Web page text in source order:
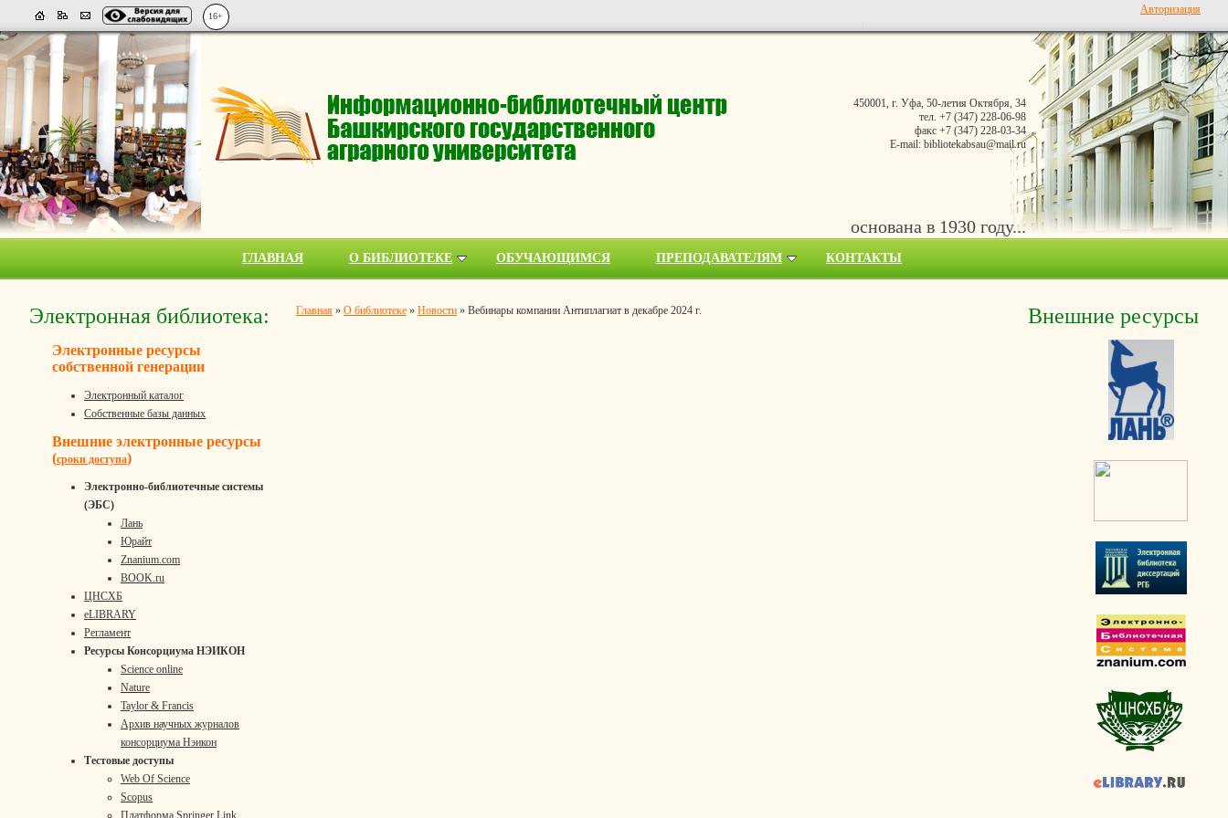
16+
Авторизация
450001, г. Уфа, 50-летия Октября, 34
тел. +7 (347) 228-06-98
факс +7 (347) 228-03-34
E-mail: bibliotekabsau@mail.ru
основана в 1930 году...
ГЛАВНАЯ О БИБЛИОТЕКЕ ОБУЧАЮЩИМСЯ ПРЕПОДАВАТЕЛЯМ КОНТАКТЫ
Электронная библиотека:
Электронные ресурсы
собственной генерации
Электронный каталог
Собственные базы данных
Внешние электронные ресурсы
(сроки доступа)
Электронно-библиотечные системы
(ЭБС)
Лань
Юрайт
Znanium.com
BOOK.ru
ЦНСХБ
eLIBRARY
Регламент
Ресурсы Консорциума НЭИКОН
Science online
Nature
Taylor & Francis
Архив научных журналов
консорциума Нэикон
Тестовые доступы
Web Of Science
Scopus
Платформа Springer Link
Главная » О библиотеке » Новости » Вебинары компании Антиплагиат в декабре 2024 г. Внешние ресурсы